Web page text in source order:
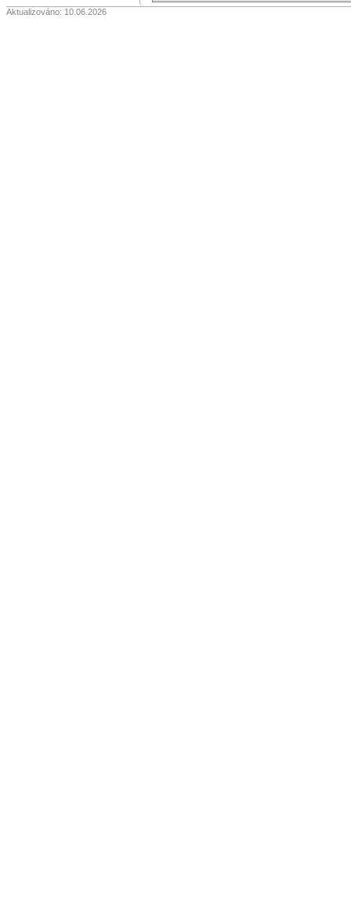
Aktualizováno: 10.06.2026